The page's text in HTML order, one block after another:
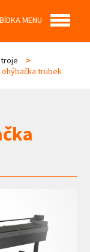
MENU
>
ohýbačka trubek